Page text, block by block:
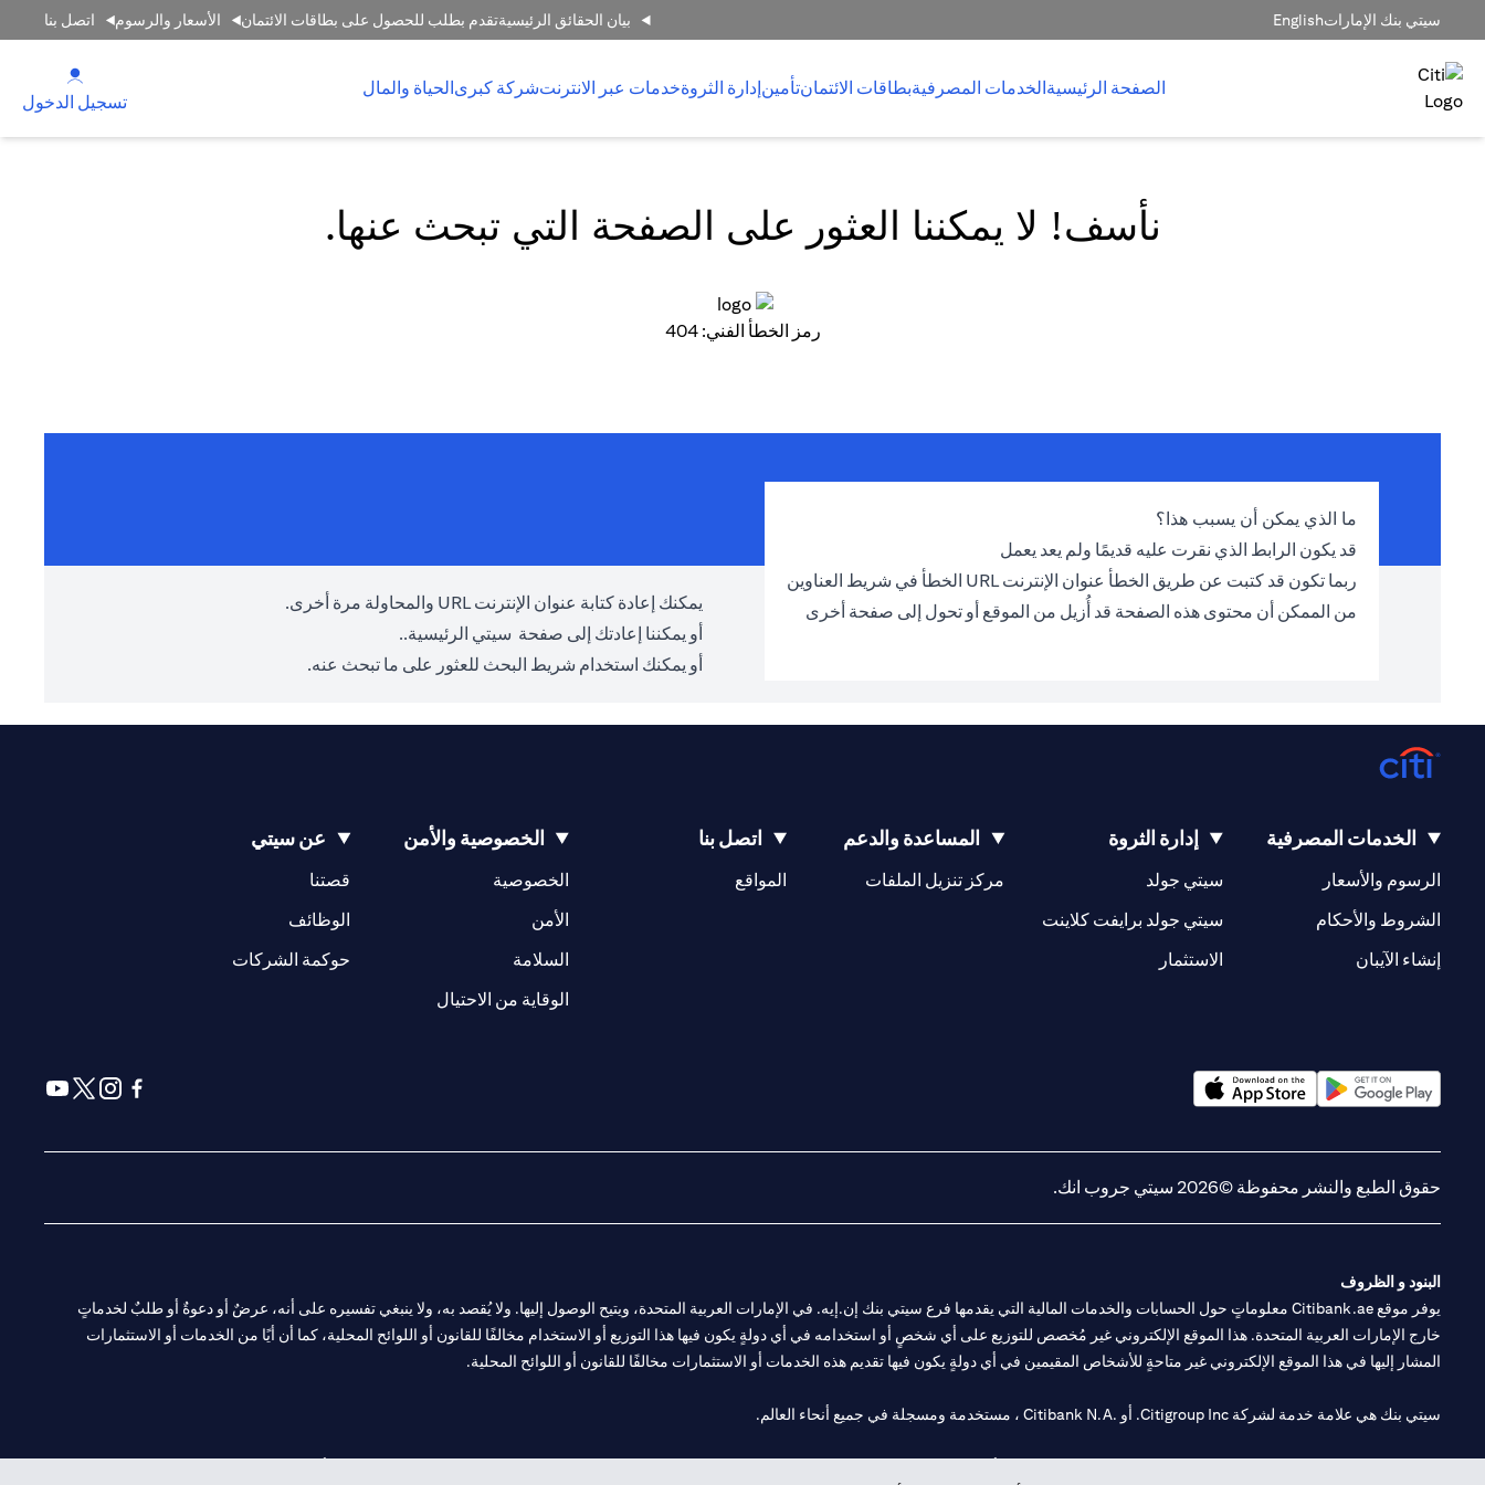
سيتي بنك الإماراتEnglish بيان الحقائق الرئيسيةتقدم بطلب للحصول على بطاقات الائتمان الأسعار والرسوم اتصل بنا
الصفحة الرئيسيةالخدمات المصرفيةبطاقات الائتمانتأمينإدارة الثروةخدمات عبر الانترنتشركة كبرىالحياة والمال
تسجيل الدخول
نأسف! لا يمكننا العثور على الصفحة التي تبحث عنها.
رمز الخطأ الفني: 404
ما الذي يمكن أن يسبب هذا؟
قد يكون الرابط الذي نقرت عليه قديمًا ولم يعد يعمل
ربما تكون قد كتبت عن طريق الخطأ عنوان الإنترنت URL الخطأ في شريط العناوين
من الممكن أن محتوى هذه الصفحة قد أُزيل من الموقع أو تحول إلى صفحة أخرى
يمكنك إعادة كتابة عنوان الإنترنت URL والمحاولة مرة أخرى.
أو يمكننا إعادتك إلى صفحة سيتي الرئيسية..
أو يمكنك استخدام شريط البحث للعثور على ما تبحث عنه.
الخدمات المصرفية
الرسوم والأسعار
الشروط والأحكام
إنشاء الآيبان
إدارة الثروة
سيتي جولد
سيتي جولد برايفت كلاينت
الاستثمار
المساعدة والدعم
مركز تنزيل الملفات
اتصل بنا
المواقع
(opens in a new tab)
الخصوصية والأمن
الخصوصية
الأمن
السلامة
الوقاية من الاحتيال
عن سيتي
قصتنا
(opens in a new tab)
الوظائف
(opens in a new tab)
حوكمة الشركات
(opens in a new tab)
حقوق الطبع والنشر محفوظة ©2026 سيتي جروب انك.
البنود و الظروف
يوفر موقع Citibank.ae معلوماتٍ حول الحسابات والخدمات المالية التي يقدمها فرع سيتي بنك إن.إيه. في الإمارات العربية المتحدة، ويتيح الوصول إليها. ولا يُقصد به، ولا ينبغي تفسيره على أنه، عرضٌ أو دعوةٌ أو طلبٌ لخدماتٍ
خارج الإمارات العربية المتحدة. هذا الموقع الإلكتروني غير مُخصص للتوزيع على أي شخصٍ أو استخدامه في أي دولةٍ يكون فيها هذا التوزيع أو الاستخدام مخالفًا للقانون أو اللوائح المحلية، كما أن أيًا من الخدمات أو الاستثمارات
المشار إليها في هذا الموقع الإلكتروني غير متاحةٍ للأشخاص المقيمين في أي دولةٍ يكون فيها تقديم هذه الخدمات أو الاستثمارات مخالفًا للقانون أو اللوائح المحلية.
سيتي بنك هي علامة خدمة لشركة Citigroup Inc. أو .Citibank N.A ، مستخدمة ومسجلة في جميع أنحاء العالم.